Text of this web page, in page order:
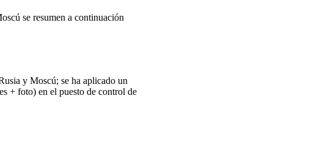
se resumen a continuación
y Moscú; se ha aplicado un
+ foto) en el puesto de control de